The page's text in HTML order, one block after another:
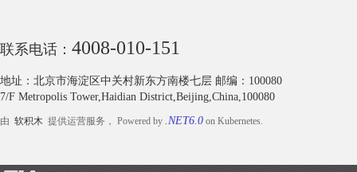
联系电话： 4008-010-151
地址：北京市海淀区中关村新东方南楼七层 邮编：100080
7/F Metropolis Tower,Haidian District,Beijing,China,100080
由 软积木 提供运营服务， Powered by .NET6.0 on Kubernetes.